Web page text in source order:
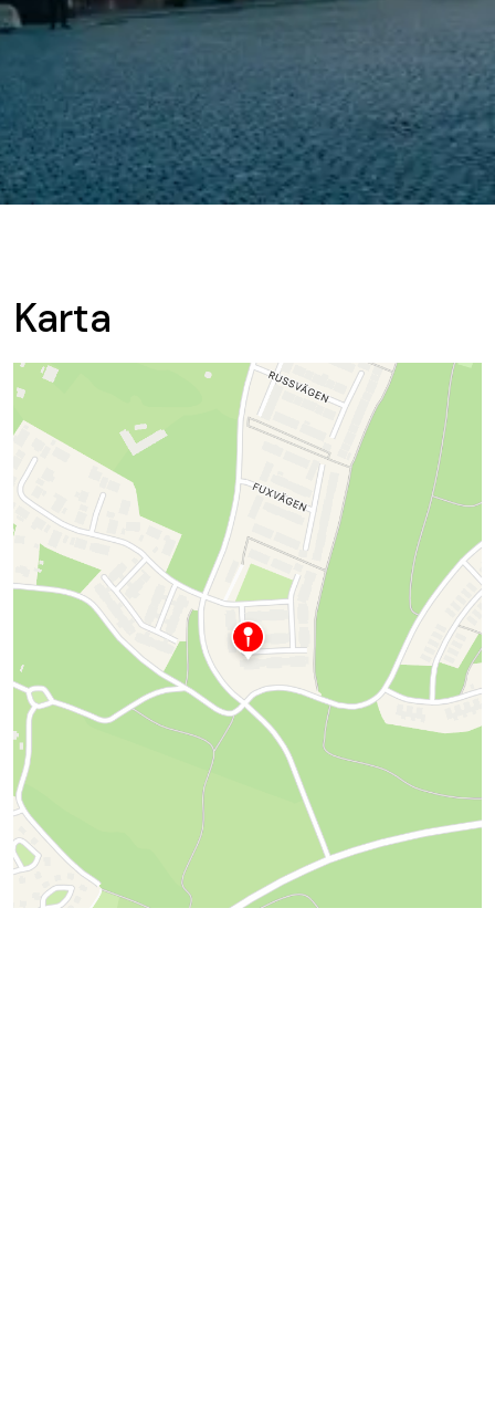
Karta